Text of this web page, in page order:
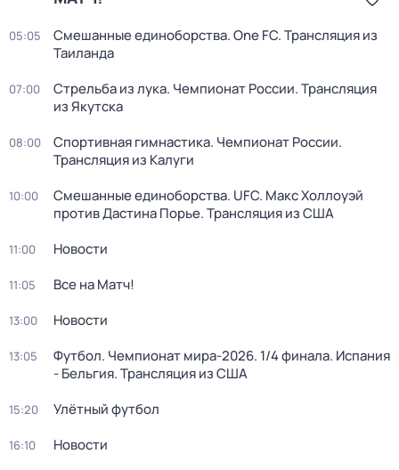
05:05
Смешанные единоборства. One FC. Трансляция из
Таиланда
07:00
Стрельба из лука. Чемпионат России. Трансляция
из Якутска
08:00
Спортивная гимнастика. Чемпионат России.
Трансляция из Калуги
10:00
Смешанные единоборства. UFC. Макс Холлоуэй
против Дастина Порье. Трансляция из США
11:00 Новости
11:05 Все на Матч!
13:00 Новости
13:05
Футбол. Чемпионат мира-2026. 1/4 финала. Испания
- Бельгия. Трансляция из США
15:20 Улётный футбол
16:10 Новости